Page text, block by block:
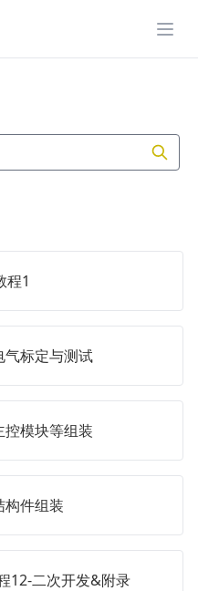
程1
标定与测试
模块等组装
件组装
12-二次开发&附录